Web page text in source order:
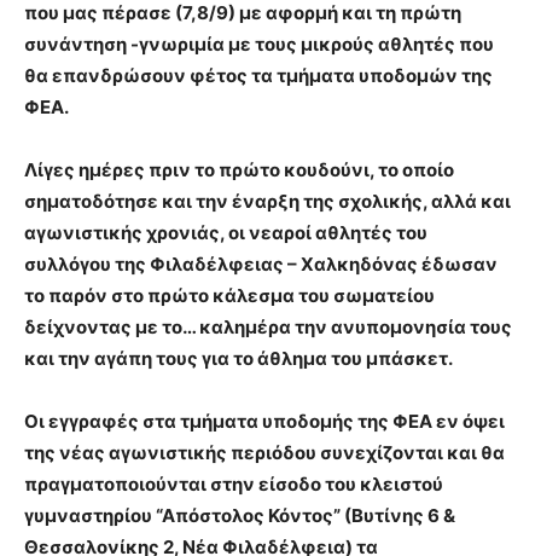
που μας πέρασε (7,8/9) με αφορμή και τη πρώτη
συνάντηση -γνωριμία με τους μικρούς αθλητές που
θα επανδρώσουν φέτος τα τμήματα υποδομών της
ΦΕΑ.
Λίγες ημέρες πριν το πρώτο κουδούνι, το οποίο
σηματοδότησε και την έναρξη της σχολικής, αλλά και
αγωνιστικής χρονιάς, οι νεαροί αθλητές του
συλλόγου της Φιλαδέλφειας – Χαλκηδόνας έδωσαν
το παρόν στο πρώτο κάλεσμα του σωματείου
δείχνοντας με το… καλημέρα την ανυπομονησία τους
και την αγάπη τους για το άθλημα του μπάσκετ.
Οι εγγραφές στα τμήματα υποδομής της ΦΕΑ εν όψει
της νέας αγωνιστικής περιόδου συνεχίζονται και θα
πραγματοποιούνται στην είσοδο του κλειστού
γυμναστηρίου “Απόστολος Κόντος” (Βυτίνης 6 &
Θεσσαλονίκης 2, Νέα Φιλαδέλφεια) τα